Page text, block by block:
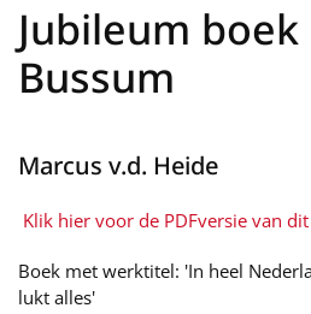
Jubileum boek
Bussum
Marcus v.d. Heide
Klik hier voor de PDFversie van
Boek met werktitel: 'In heel
lukt alles'